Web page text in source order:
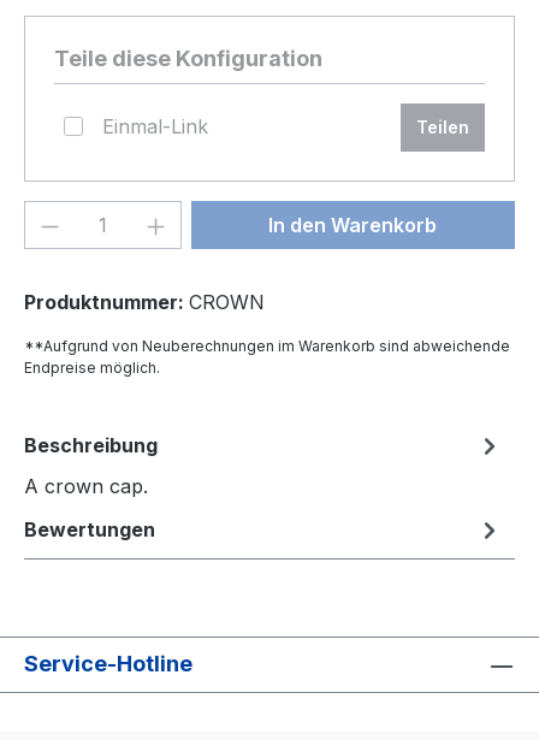
Teile diese Konfiguration
Einmal-Link Teilen
Produkt Anzahl: Gib denIn den Warenkorb
Produktnummer: CROWN
**Aufgrund von Neuberechnungen im Warenkorb sind abweichende
Endpreise möglich.
Beschreibung
A crown cap.
Bewertungen
Service-Hotline